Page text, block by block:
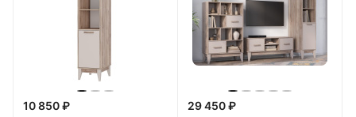
10 850 ₽
29 450 ₽